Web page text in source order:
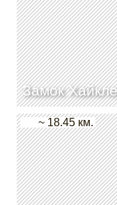
Замок
~ 18.45 км.